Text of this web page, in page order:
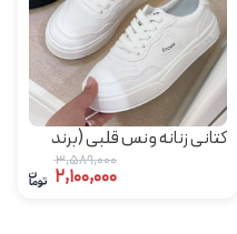
کتانی زنانه ونس قلبی (برند
3,589,000
2,100,000